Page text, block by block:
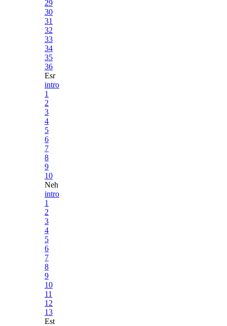
29
30
31
32
33
34
35
36
Esr
intro
1
2
3
4
5
6
7
8
9
10
Neh
intro
1
2
3
4
5
6
7
8
9
10
11
12
13
Est